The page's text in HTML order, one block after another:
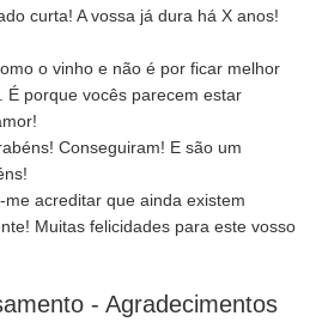
curta! A vossa já dura há X anos!
o vinho e não é por ficar melhor
É porque vocês parecem estar
Conseguiram! E são um
acreditar que ainda existem
Muitas felicidades para este vosso
- Agradecimentos